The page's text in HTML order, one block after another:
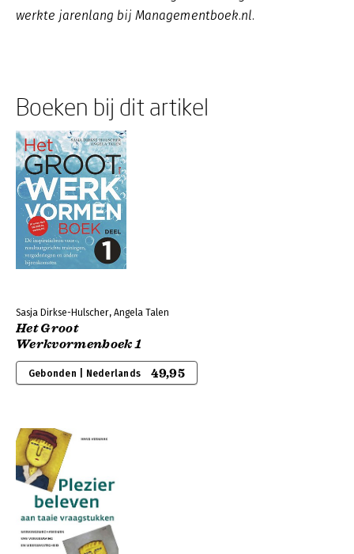
werkte jarenlang bij Managementboek.nl.
Boeken bij dit artikel
Sasja Dirkse-Hulscher, Angela Talen
Het Groot
Werkvormenboek 1
Gebonden | Nederlands 49,95